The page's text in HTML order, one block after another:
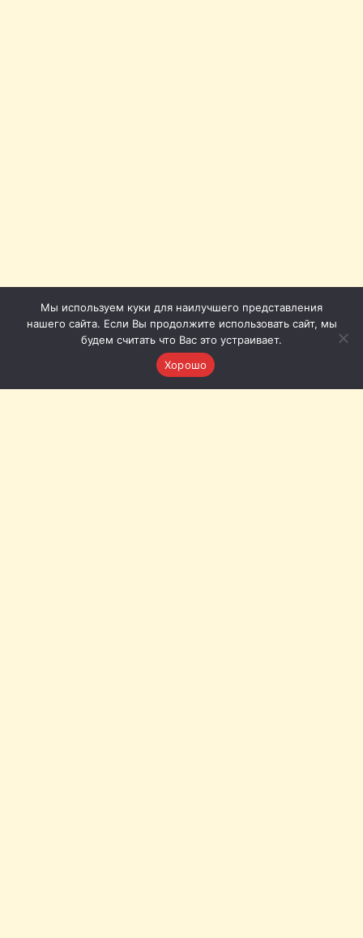
Мы используем куки для наилучшего представления
нашего сайта. Если Вы продолжите использовать сайт, мы
будем считать что Вас это устраивает.
Хорошо